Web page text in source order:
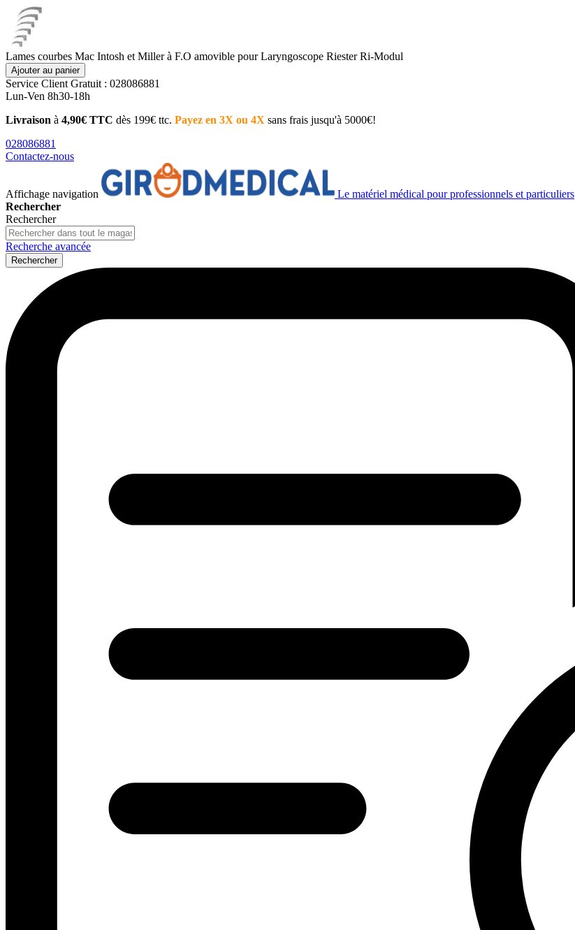
Lames courbes Mac Intosh et Miller à F.O amovible pour Laryngoscope Riester Ri-Modul
Ajouter au panier
Service Client Gratuit : 028086881
Lun-Ven 8h30-18h
Livraison à 4,90€ TTC dès 199€ ttc. Payez en 3X ou 4X sans frais jusqu'à 5000€!
028086881
Contactez-nous
Affichage navigation
Le matériel médical pour professionnels et particuliers
Rechercher
Rechercher
Recherche avancée
Rechercher